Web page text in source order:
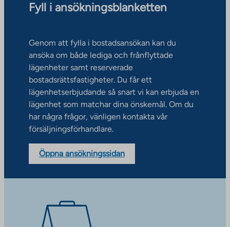
Fyll i ansökningsblanketten
Genom att fylla i bostadsansökan kan du
ansöka om både lediga och frånflyttade
lägenheter samt reserverade
bostadsrättsfastigheter. Du får ett
lägenhetserbjudande så snart vi kan erbjuda en
lägenhet som matchar dina önskemål. Om du
har några frågor, vänligen kontakta vår
försäljningsförhandlare.
Öppna ansökningssidan